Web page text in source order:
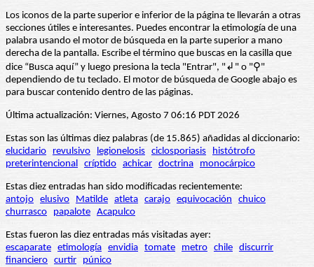
Los iconos de la parte superior e inferior de la página te llevarán a otras
secciones útiles e interesantes. Puedes encontrar la etimología de una
palabra usando el motor de búsqueda en la parte superior a mano
derecha de la pantalla. Escribe el término que buscas en la casilla que
dice “Busca aquí” y luego presiona la tecla "Entrar", "↲" o "⚲"
dependiendo de tu teclado. El motor de búsqueda de Google abajo es
para buscar contenido dentro de las páginas.
Última actualización: Viernes, Agosto 7 06:16 PDT 2026
Estas son las últimas diez palabras (de 15.865) añadidas al diccionario:
elucidario
revulsivo legionelosis ciclosporiasis
histótrofo
preterintencional críptido achicar doctrina monocárpico
Estas diez entradas han sido modificadas recientemente:
antojo elusivo Matilde atleta carajo equivocación
chuico
churrasco
papalote Acapulco
Estas fueron las diez entradas más visitadas ayer:
escaparate etimología envidia tomate metro chile discurrir
financiero curtir púnico